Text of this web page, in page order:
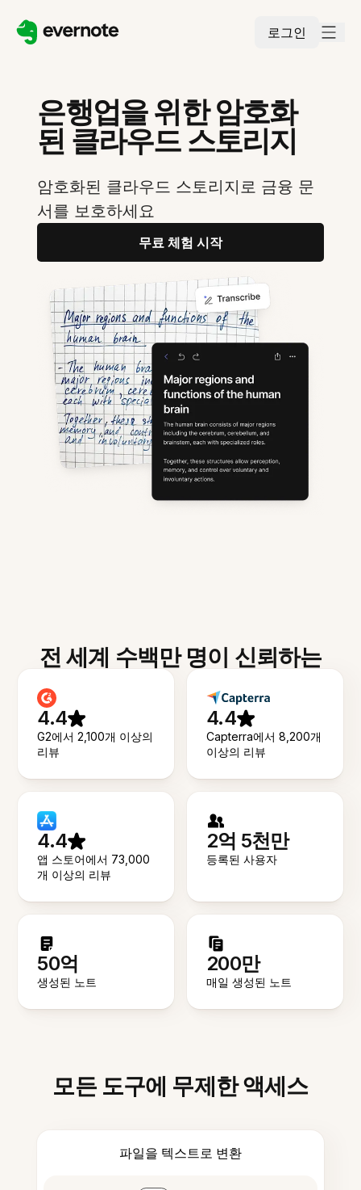
로그인
은행업을 위한 암호화
된 클라우드 스토리지
암호화된 클라우드 스토리지로 금융 문
서를 보호하세요
무료 체험 시작
전 세계 수백만 명이 신뢰하는
4.4
G2에서 2,100개 이상의
리뷰
4.4
Capterra에서 8,200개
이상의 리뷰
4.4
앱 스토어에서 73,000
개 이상의 리뷰
2억 5천만
등록된 사용자
50억
생성된 노트
200만
매일 생성된 노트
모든 도구에 무제한 액세스
파일을 텍스트로 변환